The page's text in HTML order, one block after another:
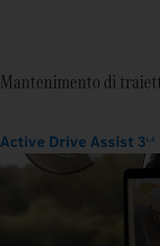
Mantenimento di
Active Drive Assist 31,4